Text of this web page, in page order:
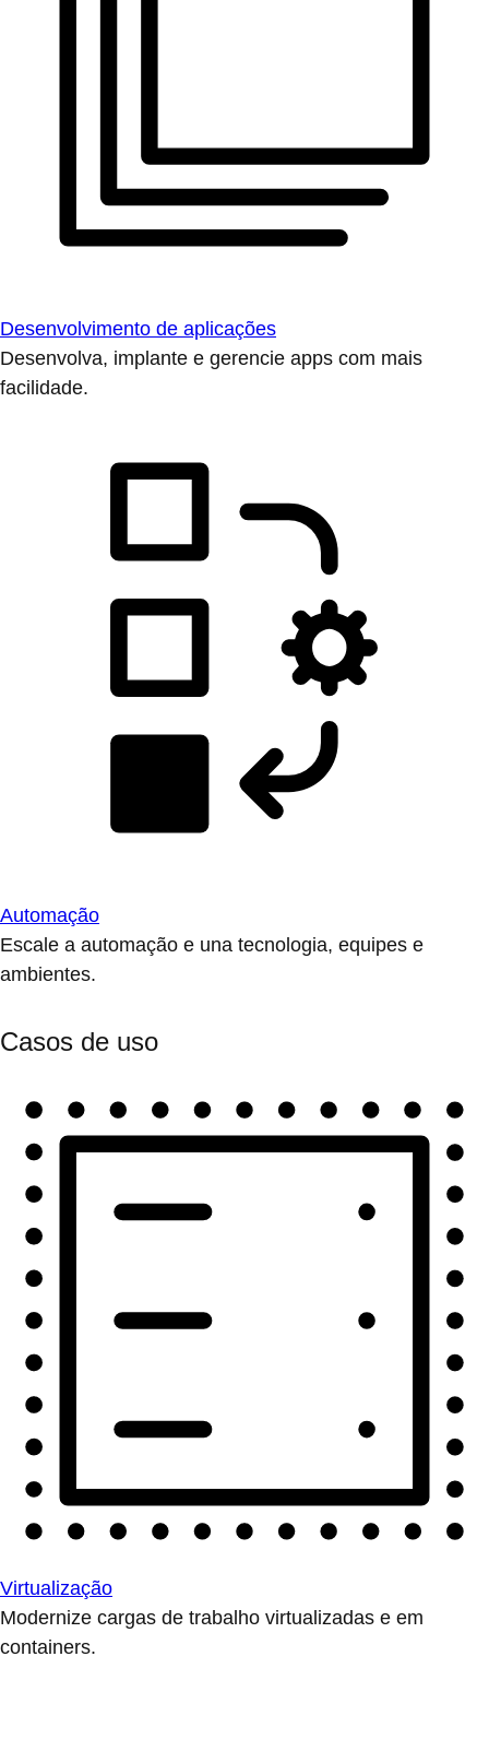
Desenvolvimento de aplicações
Desenvolva, implante e gerencie apps com mais
facilidade.
Automação
Escale a automação e una tecnologia, equipes e
ambientes.
Casos de uso
Virtualização
Modernize cargas de trabalho virtualizadas e em
containers.